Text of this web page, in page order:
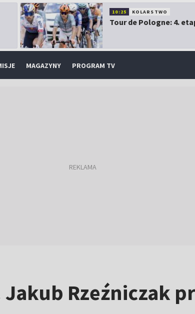
10:25 KOLARSTWO
Tour de Pologne: 4.
MAGAZYNY PROGRAM TV
Rzeźniczak